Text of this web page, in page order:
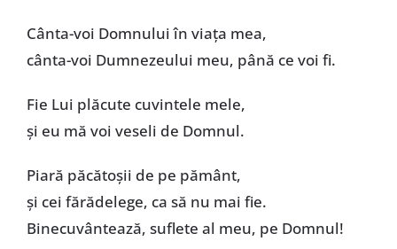
Cânta-voi Domnului în viața mea,
cânta-voi Dumnezeului meu, până ce voi fi.
Fie Lui plăcute cuvintele mele,
și eu mă voi veseli de Domnul.
Piară păcătoșii de pe pământ,
și cei fărădelege, ca să nu mai fie.
Binecuvântează, suflete al meu, pe Domnul!